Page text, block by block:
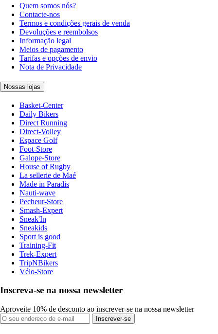
Quem somos nós?
Contacte-nos
Termos e condições gerais de venda
Devoluções e reembolsos
Informação legal
Meios de pagamento
Tarifas e opções de envio
Nota de Privacidade
Nossas lojas
Basket-Center
Daily Bikers
Direct Running
Direct-Volley
Espace Golf
Foot-Store
Galope-Store
House of Rugby
La sellerie de Maé
Made in Paradis
Nauti-wave
Pecheur-Store
Smash-Expert
Sneak'In
Sneakids
Sport is good
Training-Fit
Trek-Expert
TripNBikers
Vélo-Store
Inscreva-se na nossa newsletter
Aproveite 10% de desconto ao inscrever-se na nossa newsletter
Inscrever-se